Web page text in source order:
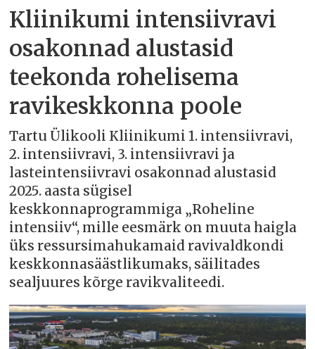
Kliinikumi intensiivravi
osakonnad alustasid
teekonda rohelisema
ravikeskkonna poole
Tartu Ülikooli Kliinikumi 1. intensiivravi,
2. intensiivravi, 3. intensiivravi ja
lasteintensiivravi osakonnad alustasid
2025. aasta sügisel
keskkonnaprogrammiga „Roheline
intensiiv“, mille eesmärk on muuta haigla
üks ressursimahukamaid ravivaldkondi
keskkonnasäästlikumaks, säilitades
sealjuures kõrge ravikvaliteedi.